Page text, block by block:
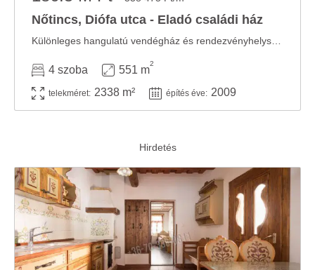
Nőtincs, Diófa utca - Eladó családi ház
4 szoba 551 m
2
telekméret: 2338 m² építés éve: 2009